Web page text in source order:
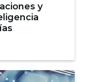
y